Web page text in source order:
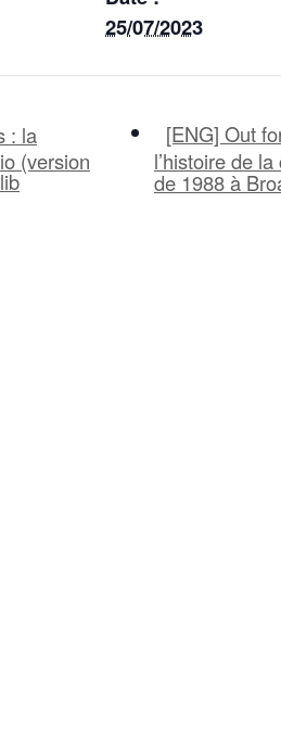
25/07/2023
: la
(version
[ENG] Out
l’histoire de
de 1988 à